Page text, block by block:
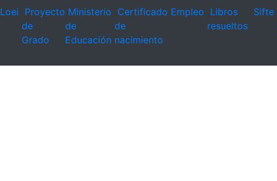
Loei Proyecto
de
Grado
Ministerio
de
Educación
Certificado
de
nacimiento
Empleo Libros
resueltos
Sifte